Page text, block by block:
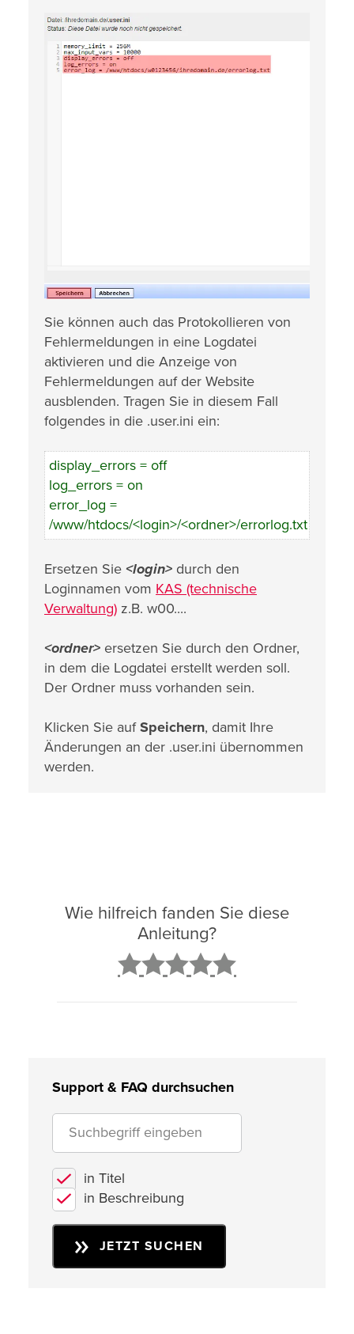
Sie können auch das Protokollieren von
Fehlermeldungen in eine Logdatei
aktivieren und die Anzeige von
Fehlermeldungen auf der Website
ausblenden. Tragen Sie in diesem Fall
folgendes in die .user.ini ein:
display_errors = off
log_errors = on
error_log =
/www/htdocs/<login>/<ordner>/errorlog.txt
Ersetzen Sie <login> durch den
Loginnamen vom KAS (technische
Verwaltung) z.B. w00....
<ordner> ersetzen Sie durch den Ordner,
in dem die Logdatei erstellt werden soll.
Der Ordner muss vorhanden sein.
Klicken Sie aufSpeichern, damit Ihre
Änderungen an der .user.ini übernommen
werden.
Wie hilfreich fanden Sie diese
Anleitung?
Support & FAQ durchsuchen
in Titel
in Beschreibung
JETZT SUCHEN